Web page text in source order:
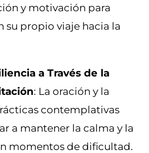
y motivación para
su propio viaje hacia la
a Través de la
: La oración y la
contemplativas
a mantener la calma y la
momentos de dificultad.